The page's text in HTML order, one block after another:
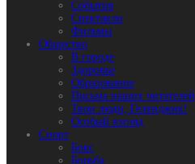
События
Спектакли
Фильмы
Общество
В городе
Здоровье
Образование
Письма наших читателей
Твои люди, Геленджик!
Особый взгляд
Спорт
Бокс
Борьба